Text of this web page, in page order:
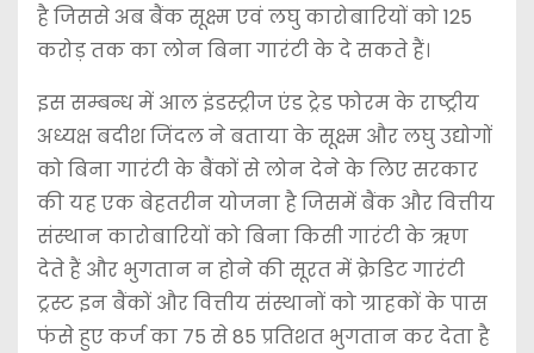
है जिससे अब बैंक सूक्ष्म एवं लघु कारोबारियों को 125
करोड़ तक का लोन बिना गारंटी के दे सकते हैं।
इस सम्बन्ध में आल इंडस्ट्रीज एंड ट्रेड फोरम के राष्ट्रीय
अध्यक्ष बदीश जिंदल ने बताया के सूक्ष्म और लघु उद्योगों
को बिना गारंटी के बैंकों से लोन देने के लिए सरकार
की यह एक बेहतरीन योजना है जिसमें बैंक और वित्तीय
संस्थान कारोबारियों को बिना किसी गारंटी के ऋण
देते हैं और भुगतान न होने की सूरत में क्रेडिट गारंटी
ट्रस्ट इन बैंकों और वित्तीय संस्थानों को ग्राहकों के पास
फंसे हुए कर्ज का 75 से 85 प्रतिशत भुगतान कर देता है